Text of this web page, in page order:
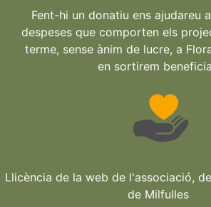
Fent-hi un donatiu ens ajudareu
despeses que comporten els
terme, sense ànim de lucre, a
en sortirem
Llicència de la web de l'associació,
de Milfulles